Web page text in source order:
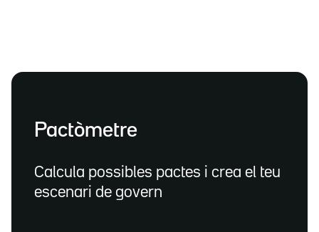
Pactòmetre
Calcula possibles pactes i crea el teu
escenari de govern